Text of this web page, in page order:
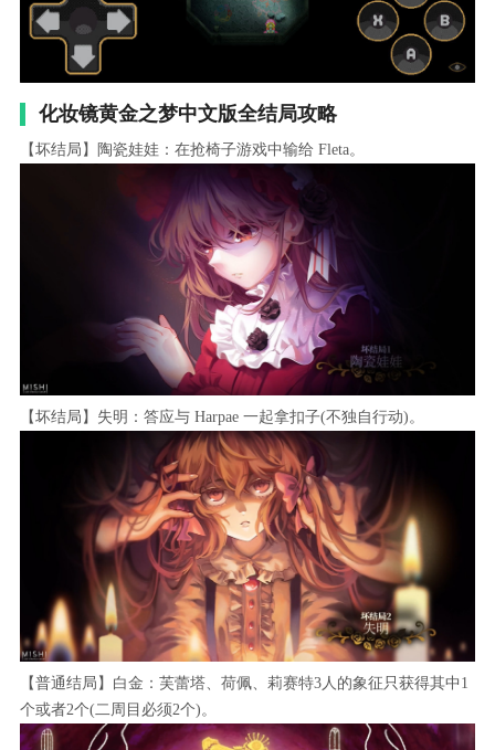
化妆镜黄金之梦中文版全结局攻略
【坏结局】陶瓷娃娃：在抢椅子游戏中输给 ‌Fleta‌。
【坏结局】失明：答应与 ‌Harpae‌ 一起拿扣子(不独自行动)。
【普通结局】白金：‌芙蕾塔、荷佩、莉赛特3人的象征只获得其中1
个或者2个(二周目必须2个)。